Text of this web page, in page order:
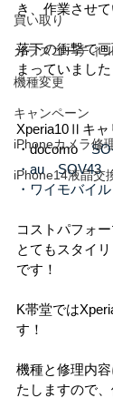
買い取り
ガラスコーティ
機種変更
キャンペーン
iPhoneカメラ修
iPhone14液晶交
き、作業させ
落下の衝撃で
まっていました
Xperia10Ⅱキャ
・docomo
・au　SOV43
・ワイモバイ
コストパフォ
とてもスタイ
です！
K帯堂では
す！
機種と修理内
たしますので